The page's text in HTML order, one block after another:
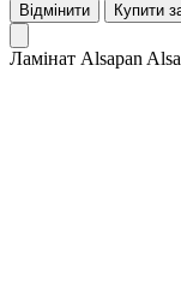
Відмінити Купити
Ламінат Alsapan